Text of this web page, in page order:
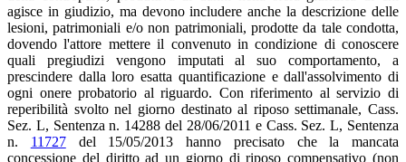
agisce in giudizio, ma devono includere anche la descrizione delle
lesioni, patrimoniali e/o non patrimoniali, prodotte da tale condotta,
dovendo l'attore mettere il convenuto in condizione di conoscere
quali pregiudizi vengono imputati al suo comportamento, a
prescindere dalla loro esatta quantificazione e dall'assolvimento di
ogni onere probatorio al riguardo. Con riferimento al servizio di
reperibilità svolto nel giorno destinato al riposo settimanale, Cass.
Sez. L, Sentenza n. 14288 del 28/06/2011 e Cass. Sez. L, Sentenza
n. 11727del 15/05/2013 hanno precisato che la mancata
concessione del diritto ad un giorno di riposo compensativo (non